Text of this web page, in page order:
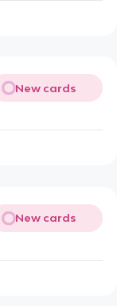
New cards
New cards